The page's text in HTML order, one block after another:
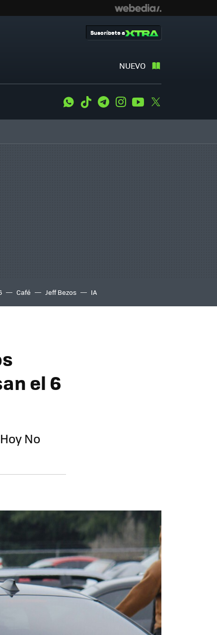
NUEVO
Suscríbete a
WhatsApp
Tiktok TelegramInstagramYoutube
Café Jeff Bezos IA
el 6
No